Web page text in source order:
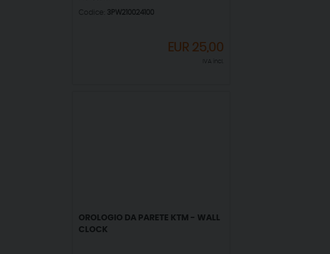
Codice: 3PW210024100
EUR 25,00
IVA incl.
OROLOGIO DA PARETE KTM - WALL
CLOCK